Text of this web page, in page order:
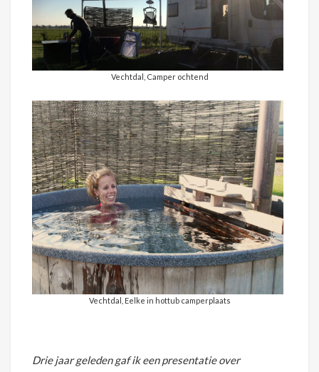
Vechtdal, Camper ochtend
Vechtdal, Eelke in hottub camperplaats
Drie jaar geleden gaf ik een presentatie over